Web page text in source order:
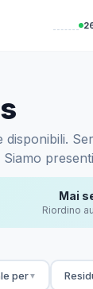
disponibili.
Mai
Riordino
per▼